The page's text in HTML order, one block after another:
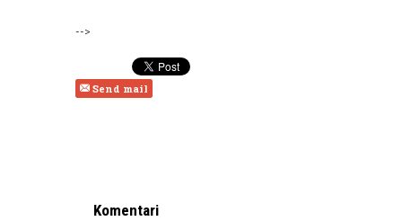
-->
Send mail
Komentari